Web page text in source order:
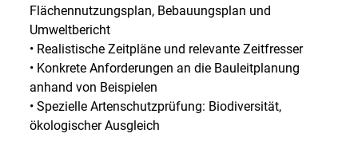
Flächennutzungsplan, Bebauungsplan und
Umweltbericht
• Realistische Zeitpläne und relevante Zeitfresser
• Konkrete Anforderungen an die Bauleitplanung
anhand von Beispielen
• Spezielle Artenschutzprüfung: Biodiversität,
ökologischer Ausgleich